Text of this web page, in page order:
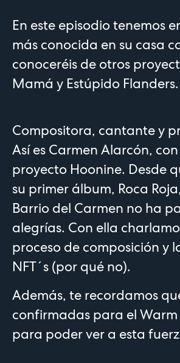
En este episodio tenemos
más conocida en su casa
conoceréis de otros
Mamá y Estúpido Flanders.
Compositora, cantante y
Así es Carmen Alarcón,
proyecto Hoonine. Desde
su primer álbum, Roca
Barrio del Carmen no ha
alegrías. Con ella
proceso de composición y
NFT´s (por qué no).
Además, te recordamos
confirmadas para el Warm
para poder ver a esta